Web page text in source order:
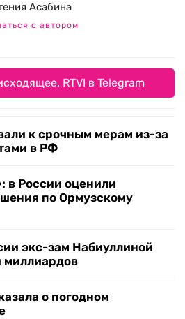
Асабина
с автором
RTVI в Telegram
к срочным мерам из-за
в РФ
в России оценили
по Ормузскому
экс-зам Набиуллиной
миллиардов
о погодном